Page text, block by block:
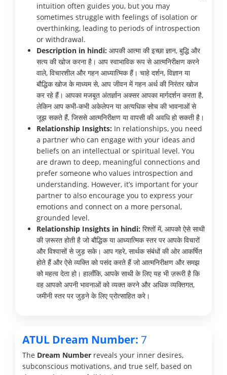
intuition often guides you, but you may
sometimes struggle with feelings of isolation or
overthinking, leading to periods of introspection
or withdrawal.
Description in hindi: आपकी आत्मा की इच्छा ज्ञान, बुद्धि और
सत्य की खोज करना है। आप स्वाभाविक रूप से आत्मनिरीक्षण करने
वाले, विचारशील और गहन आध्यात्मिक हैं। चाहे दर्शन, विज्ञान या
बौद्धिक खोज के माध्यम से, आप जीवन में गहन अर्थ की निरंतर खोज
कर रहे हैं। आपका मजबूत अंतर्ज्ञान अक्सर आपका मार्गदर्शन करता है,
लेकिन आप कभी-कभी अकेलेपन या अत्यधिक सोच की भावनाओं से
जूझ सकते हैं, जिससे आत्मनिरीक्षण या वापसी की अवधि हो सकती है।
Relationship Insights: In relationships, you need
a partner who can engage with your ideas and
beliefs on an intellectual or spiritual level. You
are drawn to deep, meaningful connections and
prefer someone who values introspection and
understanding. However, it’s important for your
partner to also encourage you to express your
emotions and connect on a more personal,
grounded level.
Relationship Insights in hindi: रिश्तों में, आपको ऐसे साथी
की ज़रूरत होती है जो बौद्धिक या आध्यात्मिक स्तर पर आपके विचारों
और विश्वासों से जुड़ सके। आप गहरे, सार्थक संबंधों की ओर आकर्षित
होते हैं और ऐसे व्यक्ति को पसंद करते हैं जो आत्मनिरीक्षण और समझ
को महत्व देता हो। हालाँकि, आपके साथी के लिए यह भी ज़रूरी है कि
वह आपको अपनी भावनाओं को व्यक्त करने और अधिक व्यक्तिगत,
जमीनी स्तर पर जुड़ने के लिए प्रोत्साहित करे।
ATUL Dream Number: 7
The Dream Number reveals your inner desires,
subconscious motivations, and true self, based on